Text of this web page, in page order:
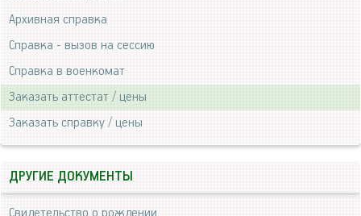
Архивная справка
Справка - вызов на сессию
Справка в военкомат
Заказать аттестат / цены
Заказать справку / цены
ДРУГИЕ ДОКУМЕНТЫ